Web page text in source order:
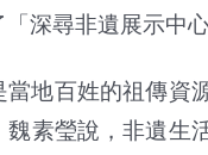
深尋非遺展示中心
當地百姓的祖傳資
魏素瑩說，非遺生